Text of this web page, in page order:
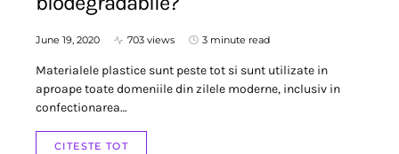
June 19, 2020 703 views 3 minute read
Materialele plastice sunt peste tot si sunt utilizate in
aproape toate domeniile din zilele moderne, inclusiv in
confectionarea…
CITESTE TOT